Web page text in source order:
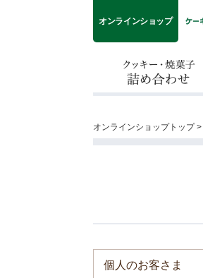
オンラインショップ
オンラインショップトップ>
個人のお客さま